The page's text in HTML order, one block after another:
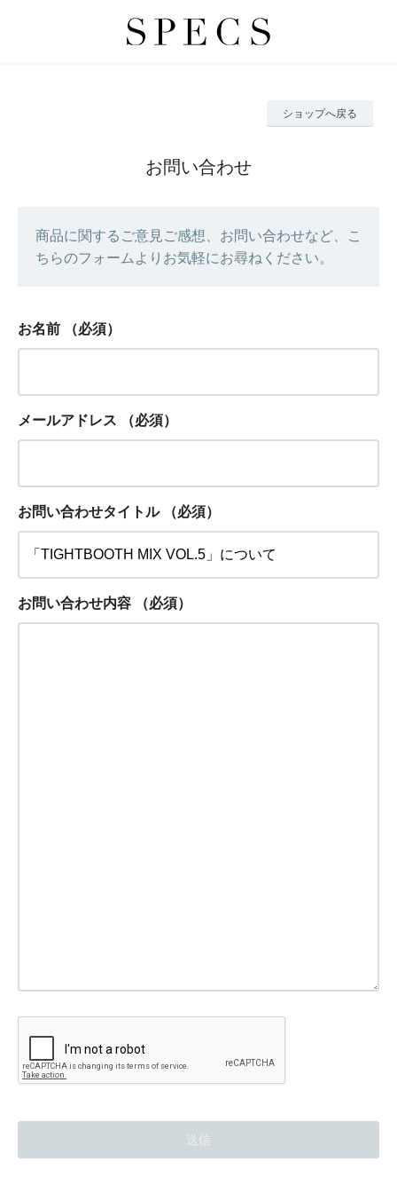
ショップへ戻る
お問い合わせ
商品に関するご意見ご感想、お問い合わせなど、こ
ちらのフォームよりお気軽にお尋ねください。
お名前 （必須）
メールアドレス （必須）
お問い合わせタイトル （必須）
お問い合わせ内容 （必須）